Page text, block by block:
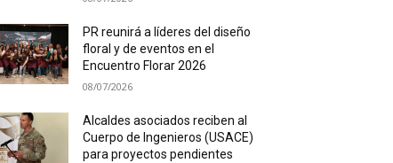
PR reunirá a líderes del diseño
floral y de eventos en el
Encuentro Florar 2026
08/07/2026
Alcaldes asociados reciben al
Cuerpo de Ingenieros (USACE)
para proyectos pendientes